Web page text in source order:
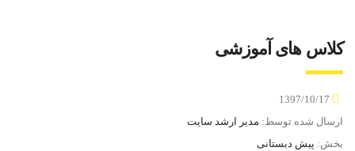
کلاس های آموزشی
ارسال شده توسط: مدیر ارشد سایت
بخش: پیش دبستانی